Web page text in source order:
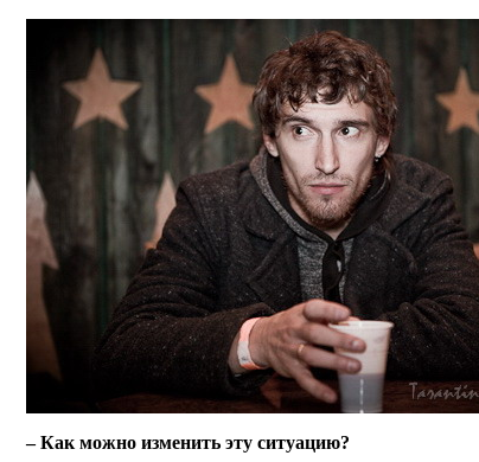
– Как можно изменить эту ситуацию?